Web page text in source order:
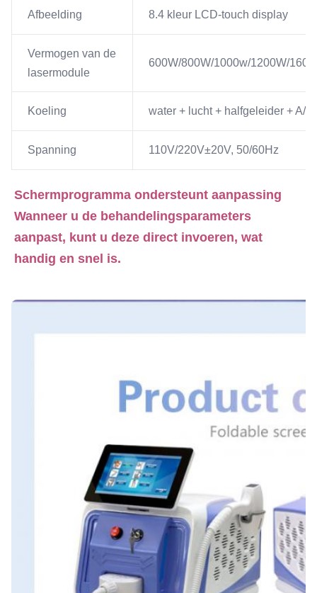
Afbeelding 8.4 kleur LCD-touch display
Vermogen van de
lasermodule
600W/800W/1000w/1200W/
Koeling water + lucht + halfgeleider + A/C
Spanning 110V/220V±20V, 50/60Hz
Schermprogramma ondersteunt aanpassing
Wanneer u de behandelingsparameters
aanpast, kunt u deze direct invoeren, wat
handig en snel is.